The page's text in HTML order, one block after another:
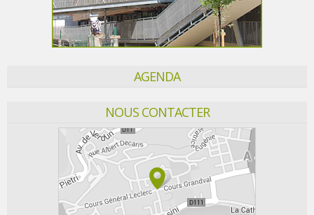
AGENDA
NOUS CONTACTER